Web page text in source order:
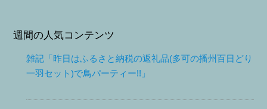
週間の人気コンテンツ
雑記「昨日はふるさと納税の返礼品(多可の播州百日どり
一羽セット)で鳥パーティー!!」